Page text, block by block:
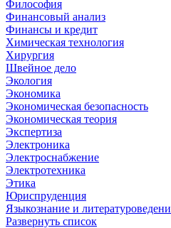
Философия
Финансовый анализ
Финансы и кредит
Химическая технология
Хирургия
Швейное дело
Экология
Экономика
Экономическая безопасность
Экономическая теория
Экспертиза
Электроника
Электроснабжение
Электротехника
Этика
Юриспруденция
Языкознание и
Развернуть список